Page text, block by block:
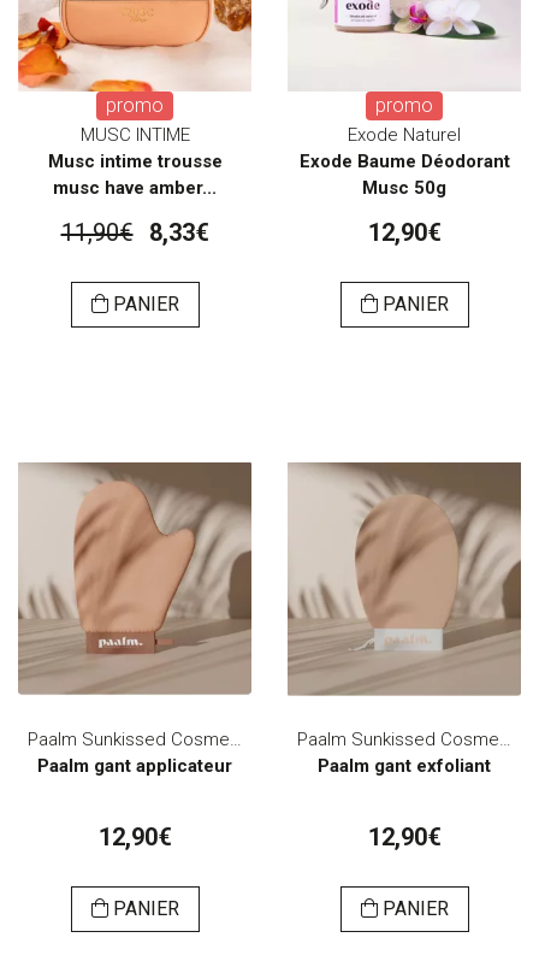
promo
MUSC INTIME
Musc intime trousse
musc have amber...
11,90€ 8,33€
PANIER
promo
Exode Naturel
Exode Baume Déodorant
Musc 50g
12,90€
PANIER
Paalm Sunkissed Cosmetics
Paalm gant applicateur
12,90€
PANIER
Paalm Sunkissed Cosmetics
Paalm gant exfoliant
12,90€
PANIER